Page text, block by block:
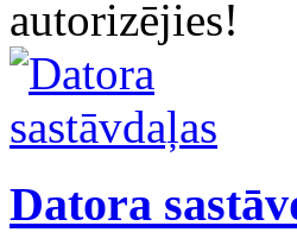
autorizējies!
Datora